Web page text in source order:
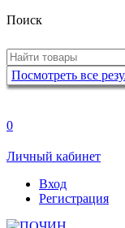
Поиск
Посмотреть все
0
Личный кабинет
Вход
Регистрация